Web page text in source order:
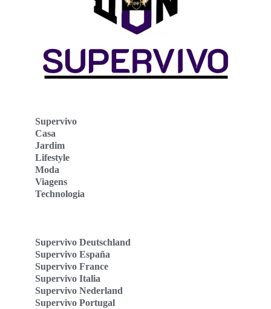
Supervivo
Casa
Jardim
Lifestyle
Moda
Viagens
Technologia
Supervivo Deutschland
Supervivo España
Supervivo France
Supervivo Italia
Supervivo Nederland
Supervivo Portugal